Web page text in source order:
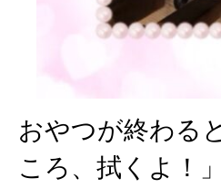
おやつが終わる
ころ、拭くよ！